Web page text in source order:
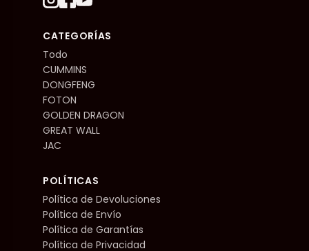
CATEGORÍAS
Todo
CUMMINS
DONGFENG
FOTON
GOLDEN DRAGON
GREAT WALL
JAC
POLÍTICAS
Política de Devoluciones
Política de Envío
Política de Garantías
Política de Privacidad